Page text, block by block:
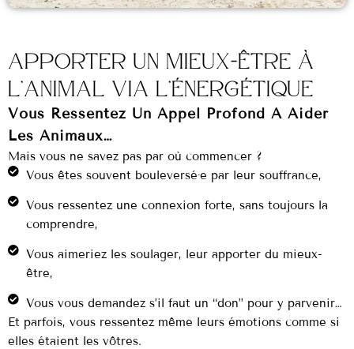
Apporter un mieux-être à
l’animal via l’énergétique
Vous Ressentez Un Appel Profond À Aider
Les Animaux…
Mais vous ne savez pas par où commencer ?
Vous êtes souvent bouleversé·e par leur souffrance,
Vous ressentez une connexion forte, sans toujours la
comprendre,
Vous aimeriez les soulager, leur apporter du mieux-
être,
Vous vous demandez s’il faut un “don” pour y parvenir…
Et parfois, vous ressentez même leurs émotions comme si
elles étaient les vôtres.